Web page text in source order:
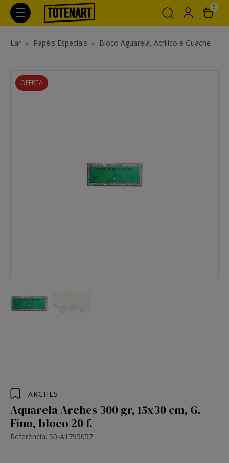
0
Lar Papéis Especiais Bloco Aguarela, Acrílico e Guache
OFERTA
ARCHES
Aquarela Arches 300 gr, 15x30 cm, G.
Fino, bloco 20 f.
Referência: 50-A1795057